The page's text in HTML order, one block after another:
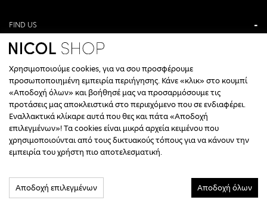
FIND US
ANTONIOU KAMARA 3, VERIA, GREECE
+30 23310 76336
CALL CENTER HOURS
ΔΕΥΤΕΡΑ, ΤΕΤΑΡΤΗ: 09:00 - 14:30
ΤΡΙΤΗ, ΠΕΜΠΤΗ, ΠΑΡΑΣΚΕΥΗ: 09:30 - 14:00 & 17:30 - 21:00
ΣΑΒΒΑΤΟ: 09:30 - 14:30
Χρησιμοποιούμε cookies, για να σου προσφέρουμε
προσωποποιημένη εμπειρία περιήγησης. Κάνε «κλικ» στο κουμπί
«Αποδοχή όλων» και βοήθησέ μας να προσαρμόσουμε τις
προτάσεις μας αποκλειστικά στο περιεχόμενο που σε ενδιαφέρει.
Εναλλακτικά κλίκαρε αυτά που θες και πάτα «Αποδοχή
επιλεγμένων»! Τα cookies είναι μικρά αρχεία κειμένου που
χρησιμοποιούνται από τους δικτυακούς τόπους για να κάνουν την
εμπειρία του χρήστη πιο αποτελεσματική.
Αποδοχή επιλεγμένων Αποδοχή όλων